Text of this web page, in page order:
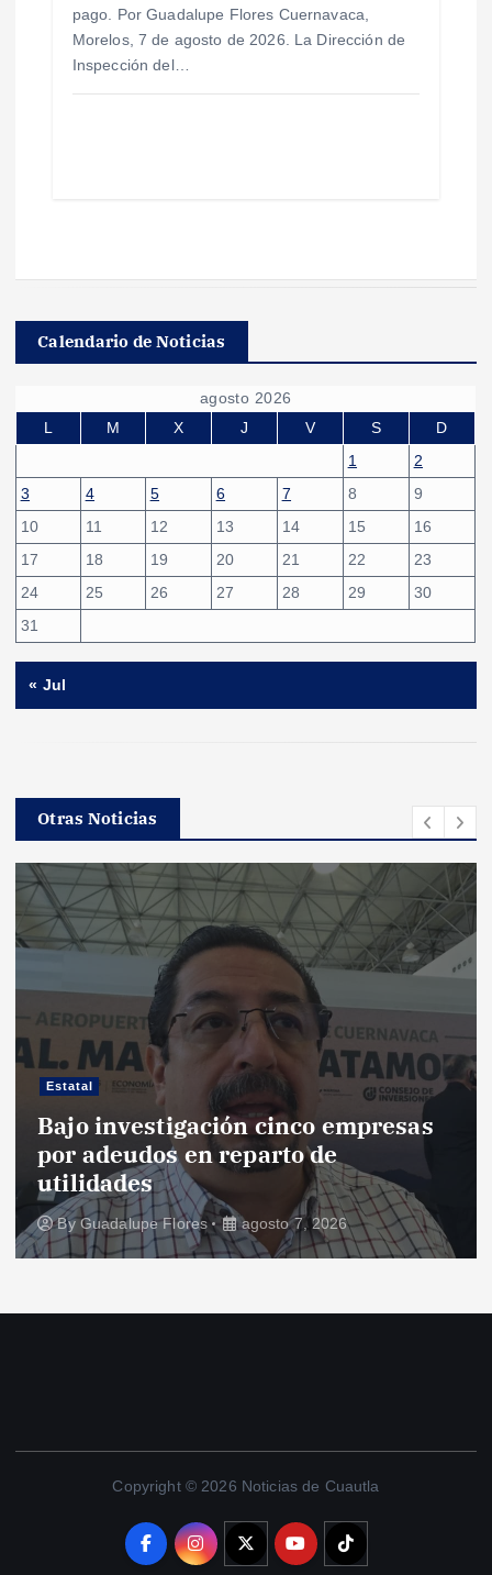
pago. Por Guadalupe Flores Cuernavaca,
Morelos, 7 de agosto de 2026. La Dirección de
Inspección del…
Calendario de Noticias
agosto 2026
L
M X J V S
D
1
2
3
4 5 6 7 8
9
10
11 12 13 14 15
16
17
18 19 20 21 22
23
24
25 26 27 28 29
30
31
« Jul
Otras Noticias
Estatal
Bajo investigación cinco empresas
por adeudos en reparto de
utilidades
ByGuadalupe Flores agosto 7, 2026
Copyright © 2026 Noticias de Cuautla